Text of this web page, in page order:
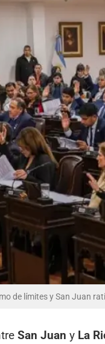
de límites y San Juan
San Juan y La